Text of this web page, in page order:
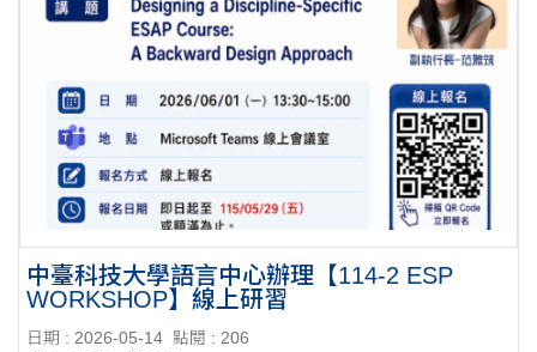
中臺科技大學語言中心辦理【114-2 ESP
WORKSHOP】線上研習
日期 : 2026-05-14 點閱 : 206